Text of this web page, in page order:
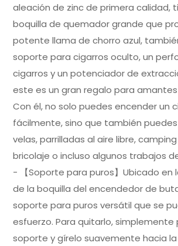
aleación de zinc de primera calidad,
boquilla de quemador grande que
potente llama de chorro azul,
soporte para cigarros oculto, un
cigarros y un potenciador de
este es un gran regalo para
Con él, no solo puedes encender un
fácilmente, sino que también
velas, parrilladas al aire libre,
bricolaje o incluso algunos trabajos
- 【Soporte para puros】Ubicado en
de la boquilla del encendedor de
soporte para puros versátil que se
esfuerzo. Para quitarlo, simplemente
soporte y gírelo suavemente hacia